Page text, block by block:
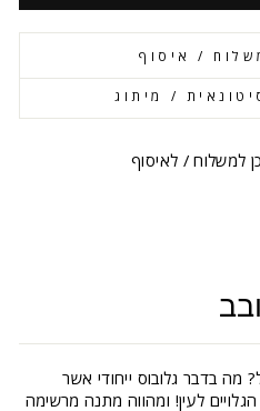
/ איסוף
/ מיתוג
למשלוח / לאיסוף
בדבר גלובוס ייחודי אשר
לעין! ומהווה מתנה מרשימה